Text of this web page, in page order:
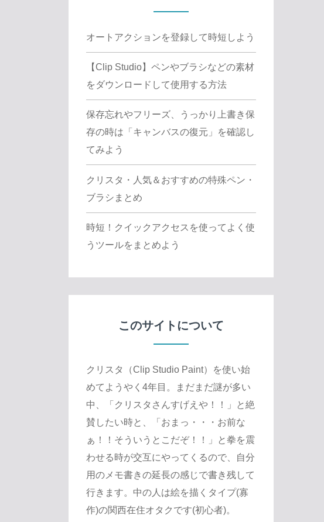
オートアクションを登録して時短しよう
【Clip Studio】ペンやブラシなどの素材
をダウンロードして使用する方法
保存忘れやフリーズ、うっかり上書き保
存の時は「キャンバスの復元」を確認し
てみよう
クリスタ・人気＆おすすめの特殊ペン・
ブラシまとめ
時短！クイックアクセスを使ってよく使
うツールをまとめよう
このサイトについて
クリスタ（Clip Studio Paint）を使い始
めてようやく4年目。まだまだ謎が多い
中、「クリスタさんすげえや！！」と絶
賛したい時と、「おまっ・・・お前な
ぁ！！そういうとこだぞ！！」と拳を震
わせる時が交互にやってくるので、自分
用のメモ書きの延長の感じで書き残して
行きます。中の人は絵を描くタイプ(寡
作)の関西在住オタクです(初心者)。